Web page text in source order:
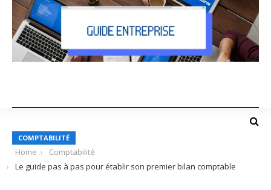
COMPTABILITÉ
Home
Comptabilité
Le guide pas à pas pour établir son premier bilan comptable